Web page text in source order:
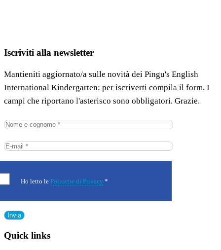
Iscriviti alla newsletter
Mantieniti aggiornato/a sulle novità dei Pingu's English
International Kindergarten: per iscriverti compila il form. I
campi che riportano l'asterisco sono obbligatori. Grazie.
Ho letto le Politiche di Privacy *
Quick links